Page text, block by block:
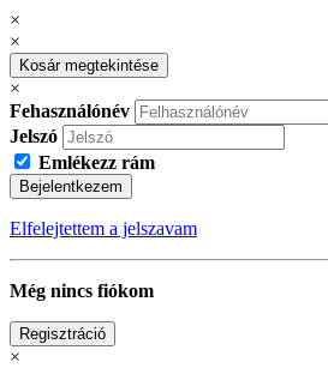
×
×
Kosár megtekintése
×
Fehasználónév
Jelszó
Emlékezz rám
Bejelentkezem
Elfelejtettem a jelszavam
Még nincs fiókom
Regisztráció
×